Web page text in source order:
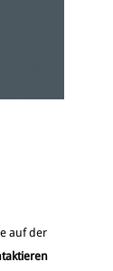
auf der